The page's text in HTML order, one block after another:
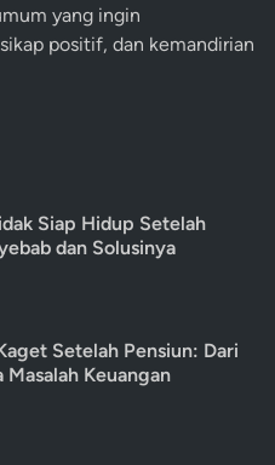
yang ingin
positif, dan kemandirian
Siap Hidup Setelah
dan Solusinya
Setelah Pensiun: Dari
Keuangan